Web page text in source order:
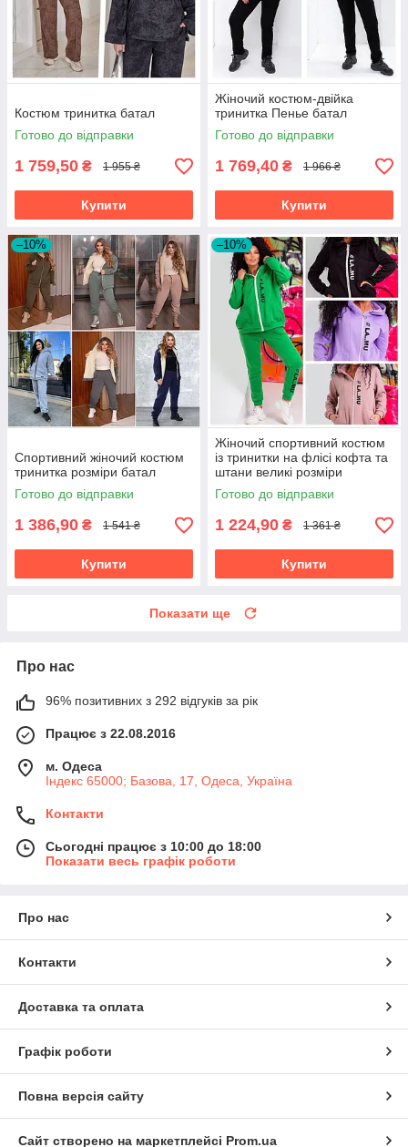
Костюм тринитка батал
Готово до відправки
1 759,50 ₴ 1 955 ₴
Купити
Жіночий костюм-двійка
тринитка Пенье батал
Готово до відправки
1 769,40 ₴ 1 966 ₴
Купити
–10%
Спортивний жіночий костюм
тринитка розміри батал
Готово до відправки
1 386,90 ₴ 1 541 ₴
Купити
–10%
Жіночий спортивний костюм
із тринитки на флісі кофта та
штани великі розміри
Готово до відправки
1 224,90 ₴ 1 361 ₴
Купити
Показати ще
Про нас
96% позитивних з 292 відгуків за рік
Працює з 22.08.2016
м. Одеса
Індекс 65000; Базова, 17, Одеса, Україна
Контакти
Сьогодні працює з 10:00 до 18:00
Показати весь графік роботи
Про нас
Контакти
Доставка та оплата
Графік роботи
Повна версія сайту
Сайт створено на маркетплейсі Prom.ua